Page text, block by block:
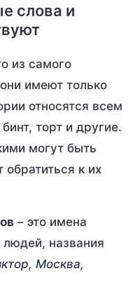
слова и
из самого
имеют только
относятся всем
торт и другие.
могут быть
к их
– это имена
названия
Москва,